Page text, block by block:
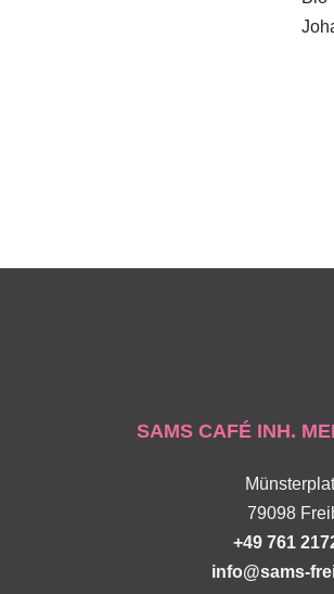
SAMS CAFÉ INH.
79098
+49 761
info@sams-